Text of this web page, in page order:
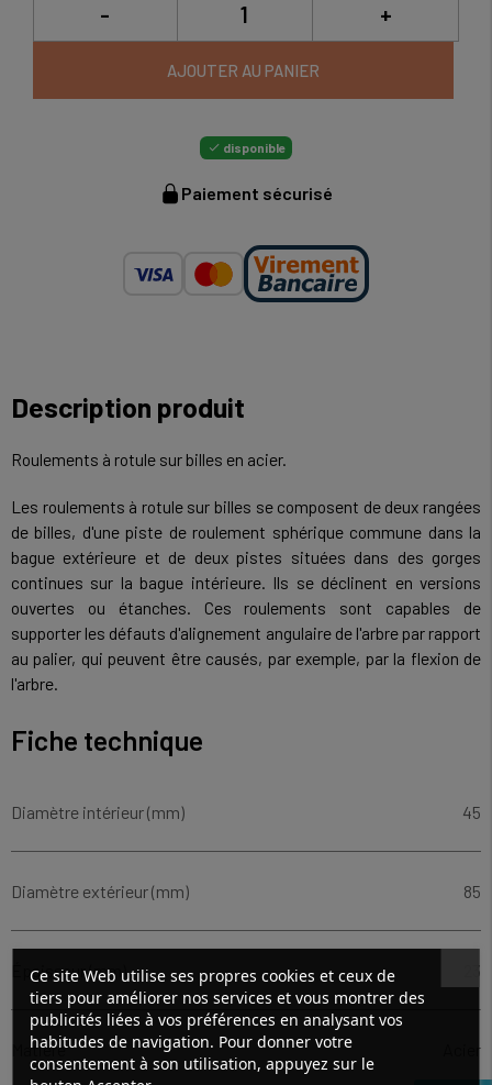
- +
AJOUTER AU PANIER
 disponible
Paiement sécurisé
Description produit
Roulements à rotule sur billes en acier.
Les roulements à rotule sur billes se composent de deux rangées
de billes, d'une piste de roulement sphérique commune dans la
bague extérieure et de deux pistes situées dans des gorges
continues sur la bague intérieure. Ils se déclinent en versions
ouvertes ou étanches. Ces roulements sont capables de
supporter les défauts d'alignement angulaire de l'arbre par rapport
au palier, qui peuvent être causés, par exemple, par la flexion de
l'arbre.
Fiche technique
Diamètre intérieur (mm) 45
Diamètre extérieur (mm) 85
Épaisseur (mm) 23
Matière Acier
Ce site Web utilise ses propres cookies et ceux de
tiers pour améliorer nos services et vous montrer des
publicités liées à vos préférences en analysant vos
habitudes de navigation. Pour donner votre
consentement à son utilisation, appuyez sur le